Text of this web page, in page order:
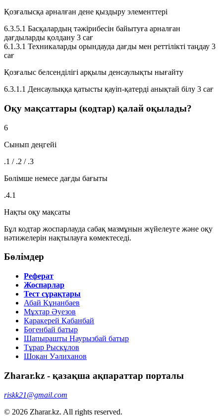
Қозғалысқа арналған дене қыздыру элементтері
6.3.5.1 Басқалардың тәжірибесін байытуға арналған
дағдыларды қолдану 3 сағ
6.1.3.1 Техникаларды орындауда дағды мен реттілікті таңдау 3
сағ
Қозғалыс белсенділігі арқылы денсаулықты нығайту
6.3.1.1 Денсаулыққа қатысты қауіп-қатерді анықтай білу 3 сағ
Оқу мақсаттары (кодтар) қалай оқылады?
6
Сынып деңгейі
.1 / .2 / .3
Бөлімше немесе дағды бағыты
.4.1
Нақты оқу мақсаты
Бұл кодтар жоспарлауда сабақ мазмұнын жүйелеуге және оқу
нәтижелерін нақтылауға көмектеседі.
Бөлімдер
Реферат
Жоспарлар
Тест сұрақтары
Абай Құнанбаев
Мұхтар Әуезов
Қаракерей Қабанбай
Бөгенбай батыр
Шапырашты Наурызбай батыр
Тұрар Рысқұлов
Шоқан Уәлиханов
Zharar.kz - қазақша ақпараттар порталы
riskk21@gmail.com
© 2026 Zharar.kz. All rights reserved.